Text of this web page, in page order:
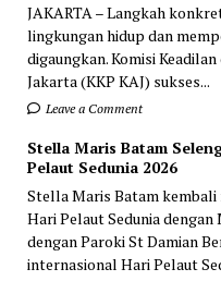
JAKARTA – Langkah
lingkungan hidup dan
digaungkan. Komisi
Jakarta (KKP KAJ) sukses...
Leave a Comment
Stella Maris Batam
Pelaut Sedunia 2026
Stella Maris Batam
Hari Pelaut Sedunia dengan
dengan Paroki St Damian
internasional Hari Pelaut